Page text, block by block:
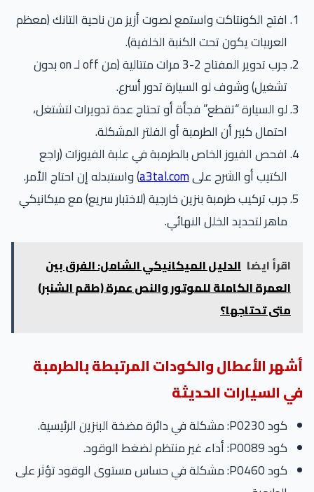
افتح الكونتاكت واستمع لصوت أزيز من ناحية التانك (معظم
العربيات يكون تحت الكنبة الخلفية).
جرب تدوير المفتاح 2-3 مرات متتالية (من off لـ on بدون
تشغيل) وشوف لو السيارة تدور أسرع.
لو السيارة “تقطع” فجأة أو تحتاج عدة تدويرات لتشتغل،
احتمال كبير أن الطرمبة أو الفلتر المشكلة.
افحص الفيوز الخاص بالطرمبة في علبة الفيوزات (راجع
الكتيب أو الشرح علىa3tal.com) واستبدله إن احتاج الأمر.
جرب تركيب طرمبة بنزين خارجية (لاختبار سريع) مع ميكانيكي
ماهر لتحديد الخلل النهائي.
اقرأ ايضا الدليل الميكانيكي الشامل: الفرق بين
العمرة الكاملة للموتور والنص عمرة (طقم الشنبر)
متى تحتاجها؟
الأعطال والكودات المرتبطة بالطرمبة
السيارات الحديثة
كود P0230: مشكلة في دائرة مضخة البنزين الرئيسية.
كود P0089: أداء غير منتظم لضغط الوقود.
كود P0460: مشكلة في حساس مستوى الوقود تؤثر على